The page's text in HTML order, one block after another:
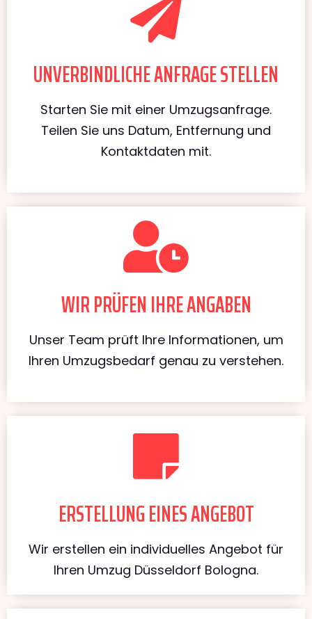
UNVERBINDLICHE ANFRAGE STELLEN
Starten Sie mit einer Umzugsanfrage.
Teilen Sie uns Datum, Entfernung und
Kontaktdaten mit.
WIR PRÜFEN IHRE ANGABEN
Unser Team prüft Ihre Informationen, um
Ihren Umzugsbedarf genau zu verstehen.
ERSTELLUNG EINES ANGEBOT
Wir erstellen ein individuelles Angebot für
Ihren Umzug Düsseldorf Bologna.